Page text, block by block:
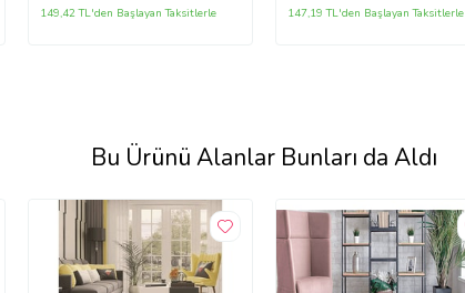
149,42 TL'den Başlayan Taksitlerle 147,19 TL'den Başlayan Taksitlerle
Bu Ürünü Alanlar Bunları da Aldı